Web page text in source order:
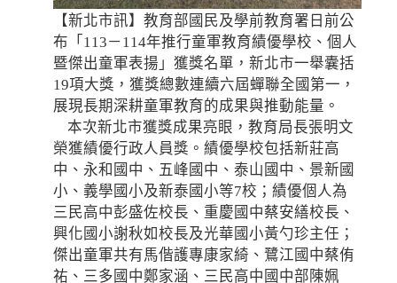
【新北市訊】教育部國民及學前教育署日前公
布「113－114年推行童軍教育績優學校、個人
暨傑出童軍表揚」獲獎名單，新北市一舉囊括
19項大獎，獲獎總數連續六屆蟬聯全國第一，
展現長期深耕童軍教育的成果與推動能量。
本次新北市獲獎成果亮眼，教育局長張明文
榮獲績優行政人員獎。績優學校包括新莊高
中、永和國中、五峰國中、泰山國中、景新國
小、義學國小及新泰國小等7校；績優個人為
三民高中彭盛佐校長、重慶國中蔡安繕校長、
興化國小謝秋如校長及光華國小黃勺珍主任；
傑出童軍共有馬偕護專康家綺、鷺江國中蔡侑
祐、三多國中鄭家涵、三民高中國中部陳姵